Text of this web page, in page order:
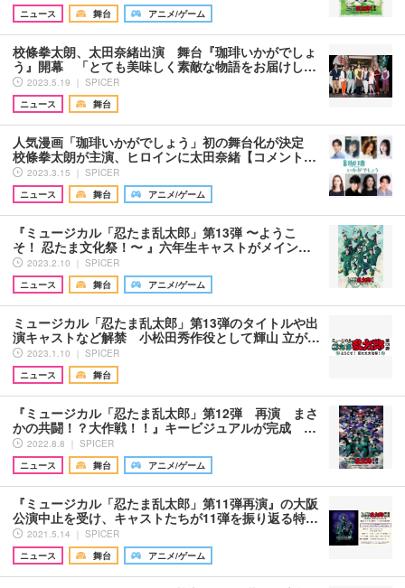
ニュース
舞台 アニメ/ゲーム
校條拳太朗、太田奈緒出演 舞台『珈琲いかがでしょ
う』開幕 「とても美味しく素敵な物語をお届けし…
2023.5.19 ｜ SPICER
ニュース
舞台
人気漫画「珈琲いかがでしょう」初の舞台化が決定
校條拳太朗が主演、ヒロインに太田奈緒【コメント…
2023.3.15 ｜ SPICER
ニュース
舞台 アニメ/ゲーム
『ミュージカル「忍たま乱太郎」第13弾 〜ようこ
そ！ 忍たま文化祭！〜 』六年生キャストがメイン…
2023.2.10 ｜ SPICER
ニュース
舞台 アニメ/ゲーム
ミュージカル「忍たま乱太郎」第13弾のタイトルや出
演キャストなど解禁 小松田秀作役として輝山 立が…
2023.1.10 ｜ SPICER
ニュース
舞台
『ミュージカル「忍たま乱太郎」第12弾 再演 まさ
かの共闘！？大作戦！！』キービジュアルが完成 …
2022.8.8 ｜ SPICER
ニュース
舞台 アニメ/ゲーム
『ミュージカル「忍たま乱太郎」第11弾再演』の大阪
公演中止を受け、キャストたちが11弾を振り返る特…
2021.5.14 ｜ SPICER
ニュース
舞台 アニメ/ゲーム